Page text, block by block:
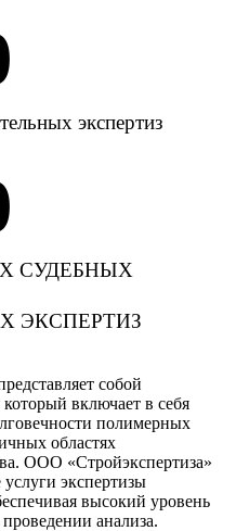
экспертиз
СУДЕБНЫХ
ЭКСПЕРТИЗ
собой
включает в себя
полимерных
областях
ООО «Стройэкспертиза»
экспертизы
высокий уровень
анализа.